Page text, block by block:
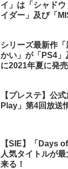
イ」は「シャド
イダー」及び「
「PS5」版「
シリーズ最新作
かい」が「PS4
に2021年夏に発
【プレステ】公
Play」第4回放送
【SIE】「Days
人気タイトルが
来る！